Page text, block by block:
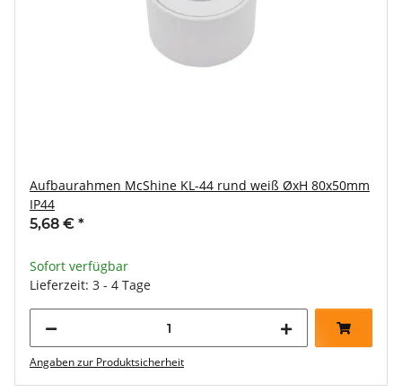
Aufbaurahmen McShine KL-44 rund weiß ØxH 80x50mm
IP44
5,68 € *
Sofort verfügbar
Lieferzeit: 3 - 4 Tage
Angaben zur Produktsicherheit